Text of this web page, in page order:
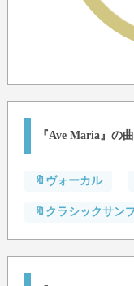
『Ave Maria』の
🔖ヴォーカル
🔖クラシックサン